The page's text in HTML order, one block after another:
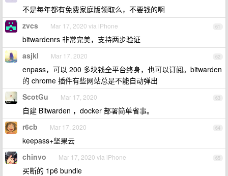
不是每年都有免费家庭版领取么，不要钱的啊
61
zvcs Mar 17, 2020 via iPhone
bitwardenrs 非常完美，支持两步验证
62
asjkl Mar 17, 2020
enpass，可以 200 多块钱全平台终身，也可以订阅。bitwarden
的 chrome 插件有些网站总是不能自动弹出
63
ScotGu Mar 17, 2020
自建 Bitwarden ，docker 部署简单省事。
64
r6cb Mar 17, 2020
keepass+坚果云
65
chinvo Mar 17, 2020 via iPhone
买断的 1p6 bundle